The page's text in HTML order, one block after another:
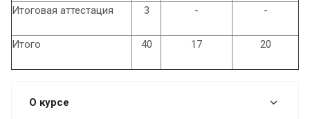
Итоговая аттестация 3 - -
Итого 40 17 20
О курсе